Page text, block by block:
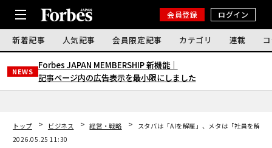
会員登録 ログイン
新着記事 人気記事 会員限定記事 カテゴリ 連載
NEWS
Forbes JAPAN MEMBERSHIP 新機能｜
記事ページ内の広告表示を最小限にしました
トップ ビジネス 経営・戦略
スタバは「AIを解雇」、メタは「社員を解
2026.05.25 11:30